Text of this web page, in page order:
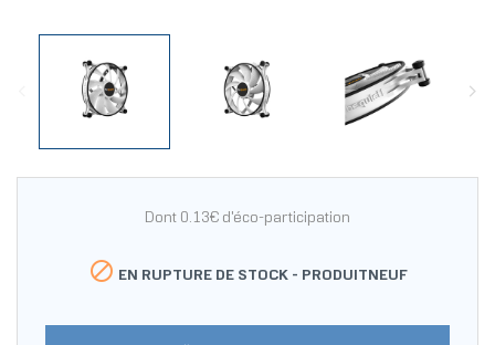
Dont 0.13€ d'éco-participation
 EN RUPTURE DE STOCK - PRODUITNEUF